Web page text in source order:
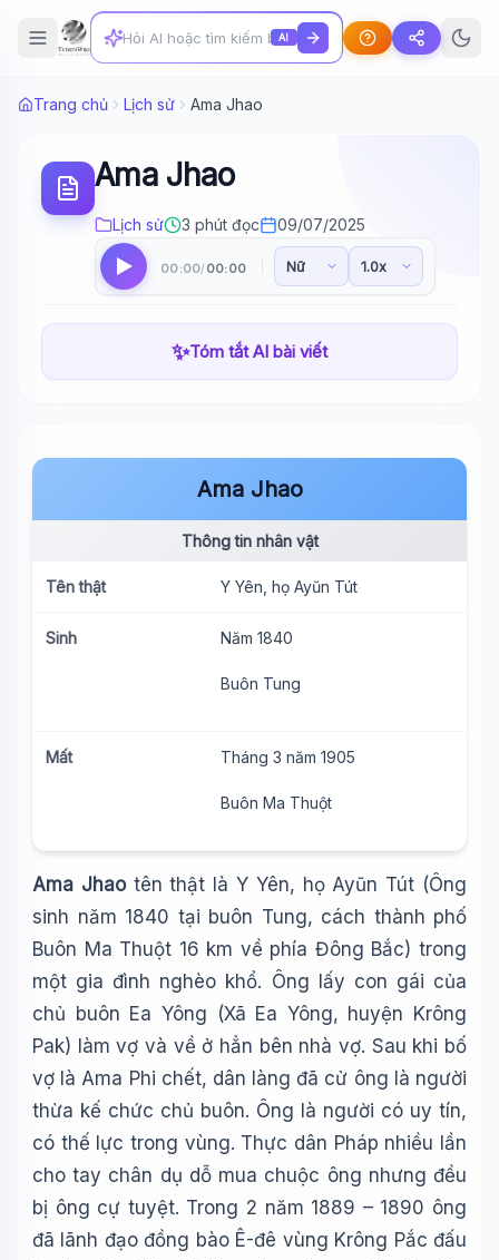
AI
Trang chủ Lịch sử Ama Jhao
Ama Jhao
Lịch sử 3 phút đọc 09/07/2025
00:00/ 00:00
✨Tóm tắt AI bài viết
Ama Jhao
Thông tin nhân vật
Tên thật Y Yên, họ Ayŭn Tút
Sinh Năm 1840
Buôn Tung
Mất Tháng 3 năm 1905
Buôn Ma Thuột
Ama Jhaotên thật là Y Yên, họ Ayũn Tút (Ông
sinh năm 1840 tại buôn Tung, cách thành phố
Buôn Ma Thuột 16 km về phía Đông Bắc) trong
một gia đình nghèo khổ. Ông lấy con gái của
chủ buôn Ea Yông (Xã Ea Yông, huyện Krông
Pak) làm vợ và về ở hẳn bên nhà vợ. Sau khi bố
vợ là Ama Phi chết, dân làng đã cử ông là người
thừa kế chức chủ buôn. Ông là người có uy tín,
có thế lực trong vùng. Thực dân Pháp nhiều lần
cho tay chân dụ dỗ mua chuộc ông nhưng đều
bị ông cự tuyệt. Trong 2 năm 1889 – 1890 ông
đã lãnh đạo đồng bào Ê-đê vùng Krông Pắc đấu
🤖Wiki Trợ Lý
🎓